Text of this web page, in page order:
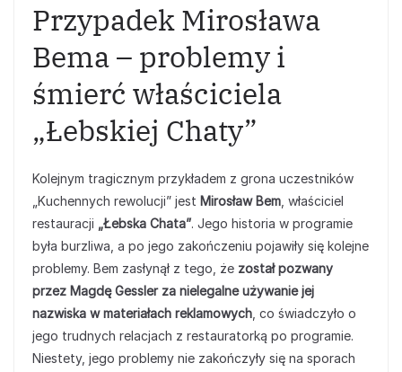
Przypadek Mirosława
Bema – problemy i
śmierć właściciela
„Łebskiej Chaty”
Kolejnym tragicznym przykładem z grona uczestników
„Kuchennych rewolucji” jest Mirosław Bem , właściciel
restauracji „Łebska Chata”. Jego historia w programie
była burzliwa, a po jego zakończeniu pojawiły się kolejne
problemy. Bem zasłynął z tego, że został pozwany
przez Magdę Gessler za nielegalne używanie jej
nazwiska w materiałach reklamowych , co świadczyło o
jego trudnych relacjach z restauratorką po programie.
Niestety, jego problemy nie zakończyły się na sporach